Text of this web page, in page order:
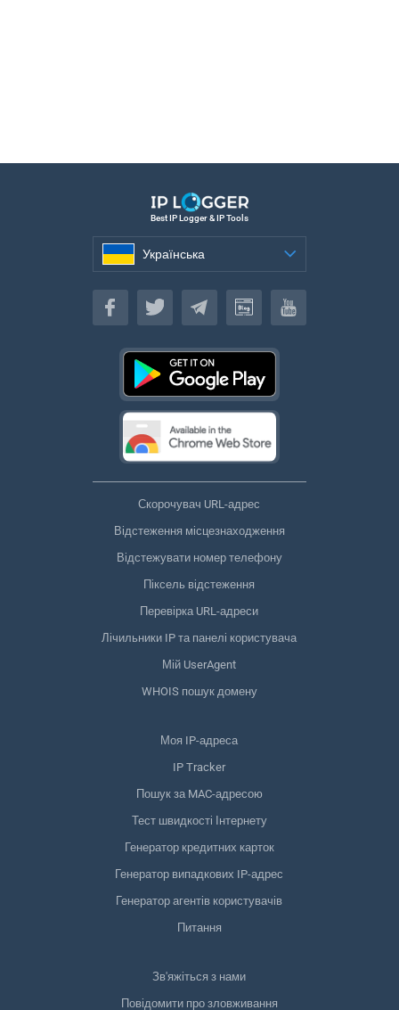
Best IP Logger & IP Tools
Українська
Українська
Скорочувач URL-адрес
Відстеження місцезнаходження
Відстежувати номер телефону
Піксель відстеження
Перевірка URL-адреси
Лічильники IP та панелі користувача
Мій UserAgent
WHOIS пошук домену
Моя IP-адреса
IP Tracker
Пошук за MAC-адресою
Тест швидкості Інтернету
Генератор кредитних карток
Генератор випадкових IP-адрес
Генератор агентів користувачів
Питання
Зв'яжіться з нами
Повідомити про зловживання